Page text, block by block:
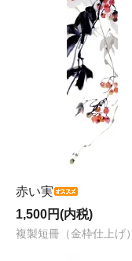
赤い実
1,500円(内税)
複製短冊（金枠仕上げ）